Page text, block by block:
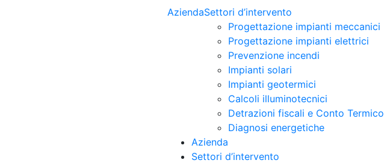
AziendaSettori d’intervento
Progettazione impianti meccanici
Progettazione impianti elettrici
Prevenzione incendi
Impianti solari
Impianti geotermici
Calcoli illuminotecnici
Detrazioni fiscali e Conto Termico
Diagnosi energetiche
Azienda
Settori d’intervento